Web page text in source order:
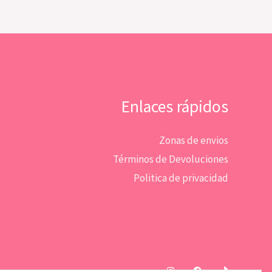
Enlaces rápidos
Zonas de envios
Términos de Devoluciones
Politica de privacidad